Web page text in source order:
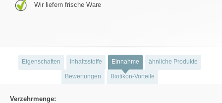
Wir liefern frische Ware
Eigenschaften Inhaltsstoffe Einnahme ähnliche Produkte
Bewertungen Biotikon-Vorteile
Verzehrmenge: